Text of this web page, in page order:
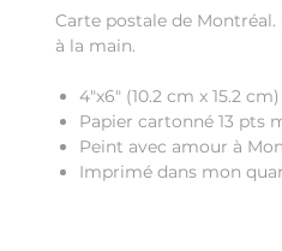
Carte postale de
à la main.
4"x6" (10.2 cm x 15.2 cm)
Papier cartonné 13 pts
Peint avec amour à
Imprimé dans mon